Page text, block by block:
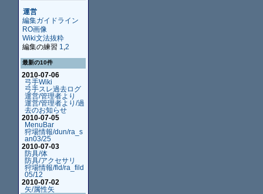
運営
編集ガイドライン
RO画像
Wiki文法抜粋
編集の練習 1 2
最新の10件
2010-07-06
弓手Wiki
弓手スレ過去ログ
運営/管理者より
運営/管理者より/過
去のお知らせ
2010-07-05
MenuBar
狩場情報/dun/ra_s
an03/25
2010-07-03
防具/体
防具/アクセサリ
狩場情報/fld/ra_fild
05/12
2010-07-02
矢/属性矢